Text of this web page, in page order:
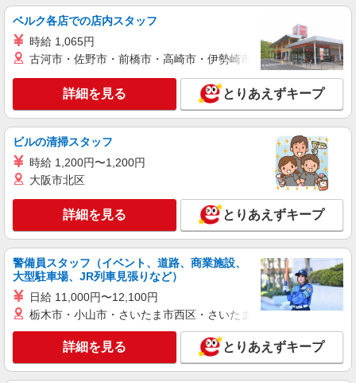
ベルク各店での店内スタッフ
時給 1,065円
古河市・佐野市・前橋市・高崎市・伊勢崎市・太田市・館林市
詳細を見る とりあえずキープ
ビルの清掃スタッフ
時給 1,200円〜1,200円
大阪市北区
詳細を見る とりあえずキープ
警備員スタッフ（イベント、道路、商業施設、
大型駐車場、JR列車見張りなど）
日給 11,000円〜12,100円
栃木市・小山市・さいたま市西区・さいたま市岩槻区・久喜市・
詳細を見る とりあえずキープ